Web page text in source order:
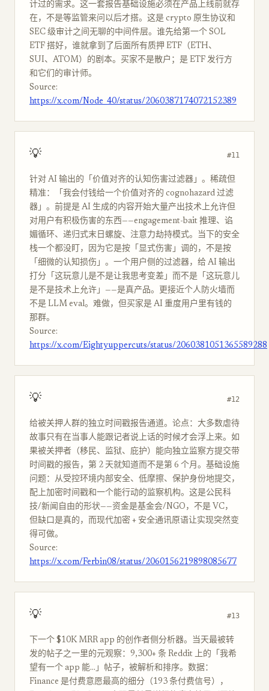
计过的需求。这一套报告基础设施必须在产品上线前就存
在，不是等监管来问以后才搭。这是 crypto 原生协议和
SEC 级审计之间无聊的中间件层。谁先给第一个 SOL
ETF 搭好，谁就拿到了后面所有质押 ETF（ETH、
SUI、ATOM）的剧本。买家不是散户；是 ETF 发行方
和它们的审计师。
Source:
https://x.com/Node_40/status/2060387174072152389
💡 #11
针对 AI 输出的「价值对齐的认知伤害过滤器」。稀疏但
精准：「我会付钱给一个价值对齐的 cognohazard 过滤
器」。前提是 AI 生成的内容开始大量产出技术上允许但
对用户有积极伤害的东西——engagement-bait 推理、谄
媚循环、递归式末日螺旋、注意力劫持模式。当下的安全
栈一个都没盯，因为它是按「显式伤害」调的，不是按
「细微的认知损伤」。一个用户侧的过滤器，给 AI 输出
打分「这玩意儿是不是让我思考变差」而不是「这玩意儿
是不是技术上允许」——是真产品。更接近个人防火墙而
不是 LLM eval。难做，但买家是 AI 重度用户里有钱的
那群。
Source:
https://x.com/Eightyuppercuts/status/2060381051365589288
💡 #12
给被关押人群的独立时间戳报告通道。论点：大多数虐待
故事只有在当事人能跟记者说上话的时候才会浮上来。如
果被关押者（移民、监狱、庇护）能向独立监察方提交带
时间戳的报告，第 2 天就知道而不是第 6 个月。基础设施
问题：从受控环境内部安全、低摩擦、保护身份地提交，
配上加密时间戳和一个能行动的监察机构。这是公民科
技/新闻自由的形状——资金是基金会/NGO，不是 VC，
但缺口是真的，而现代加密 + 安全通讯原语让实现突然变
得可做。
Source:
https://x.com/Ferbin08/status/2060156219898085677
💡 #13
下一个 $10K MRR app 的创作者侧分析器。当天最被转
发的帖子之一里的元观察：9,300+ 条 Reddit 上的「我希
望有一个 app 能...」帖子，被解析和排序。数据：
Finance 是付费意愿最高的细分（193 条付费信号），